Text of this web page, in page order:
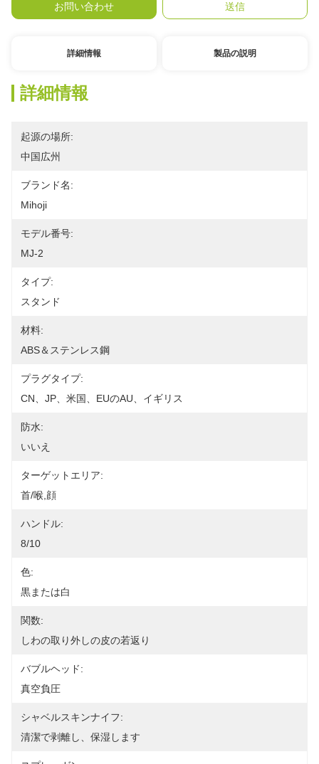
お問い合わせ 送信
詳細情報 製品の説明
詳細情報
起源の場所:
中国広州
ブランド名:
Mihoji
モデル番号:
MJ-2
タイプ:
スタンド
材料:
ABS＆ステンレス鋼
プラグタイプ:
CN、JP、米国、EUのAU、イギリス
防水:
いいえ
ターゲットエリア:
首/喉,顔
ハンドル:
8/10
色:
黒または白
関数:
しわの取り外しの皮の若返り
バブルヘッド:
真空負圧
シャベルスキンナイフ:
清潔で剥離し、保湿します